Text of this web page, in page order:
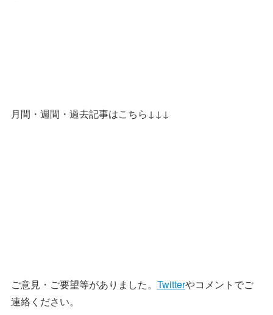
月間・週間・過去記事はこちら↓↓↓
ご意見・ご要望等がありました。 Twitterやコメントでご
連絡ください。